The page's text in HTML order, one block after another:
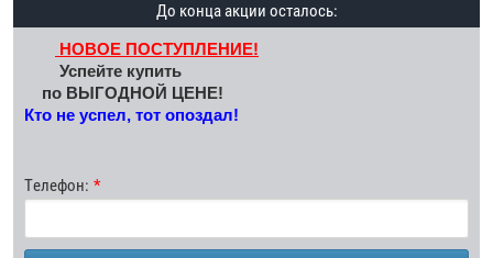
До конца акции осталось:
НОВОЕ ПОСТУПЛЕНИЕ!
Успейте купить
по ВЫГОДНОЙ ЦЕНЕ!
Кто не успел, тот опоздал!
Телефон: